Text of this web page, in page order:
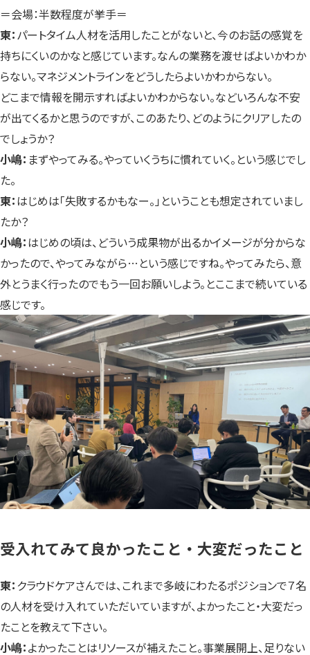
＝会場：半数程度が挙手＝
東：パートタイム人材を活用したことがないと、今のお話の感覚を
持ちにくいのかなと感じています。なんの業務を渡せばよいかわか
らない。マネジメントラインをどうしたらよいかわからない。
どこまで情報を開示すればよいかわからない。などいろんな不安
が出てくるかと思うのですが、このあたり、どのようにクリアしたの
でしょうか？
小嶋： まずやってみる。やっていくうちに慣れていく。という感じでし
た。
東：はじめは「失敗するかもなー。」ということも想定されていまし
たか？
小嶋：はじめの頃は、どういう成果物が出るかイメージが分からな
かったので、やってみながら…という感じですね。やってみたら、意
外とうまく行ったのでもう一回お願いしよう。とここまで続いている
感じです。
受入れてみて良かったこと・大変だったこと
東： クラウドケアさんでは、これまで多岐にわたるポジションで７名
の人材を受け入れていただいていますが、よかったこと・大変だっ
たことを教えて下さい。
小嶋：よかったことはリソースが補えたこと。事業展開上、足りない